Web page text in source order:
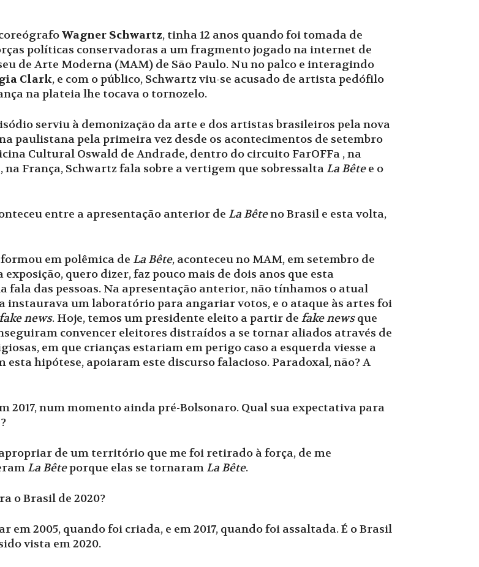
Wagner Schwartz, tinha 12 anos quando foi tomada de
políticas conservadoras a um fragmento jogado na internet de
de Arte Moderna (MAM) de São Paulo. Nu no palco e interagindo
Clark, e com o público, Schwartz viu-se acusado de artista pedófilo
na plateia lhe tocava o tornozelo.
serviu à demonização da arte e dos artistas brasileiros pela nova
paulistana pela primeira vez desde os acontecimentos de setembro
Cultural Oswald de Andrade, dentro do circuito FarOFFa , na
na França, Schwartz fala sobre a vertigem que sobressalta La Bêtee o
entre a apresentação anterior de La Bêteno Brasil e esta volta,
em polêmica de La Bête, aconteceu no MAM, em setembro de
quero dizer, faz pouco mais de dois anos que esta
das pessoas. Na apresentação anterior, não tínhamos o atual
um laboratório para angariar votos, e o ataque às artes foi
news. Hoje, temos um presidente eleito a partir de fake newsque
convencer eleitores distraídos a se tornar aliados através de
em que crianças estariam em perigo caso a esquerda viesse a
hipótese, apoiaram este discurso falacioso. Paradoxal, não? A
2017, num momento ainda pré-Bolsonaro. Qual sua expectativa para
de um território que me foi retirado à força, de me
La Bêteporque elas se tornaram La Bête.
o Brasil de 2020?
em 2005, quando foi criada, e em 2017, quando foi assaltada. É o Brasil
vista em 2020.